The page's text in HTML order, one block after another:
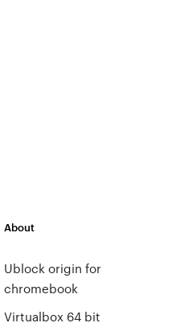
About
Ublock origin for
chromebook
Virtualbox 64 bit